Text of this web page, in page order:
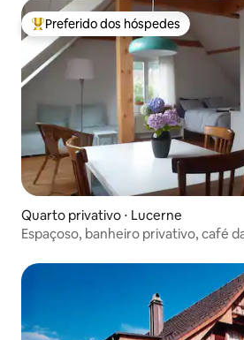
Entre os melhores preferidos dos
Preferido dos hóspedes
Quarto privativo ⋅ Lucerne
Espaçoso, banheiro privativo, café